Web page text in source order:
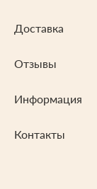
Доставка
Отзывы
Информация
Контакты